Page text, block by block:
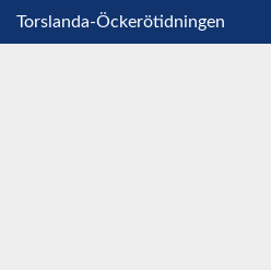
Torslanda-Öckerötidningen